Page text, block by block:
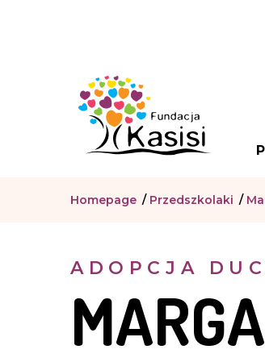
Homepage / Przedszkolaki /
ADOPCJA